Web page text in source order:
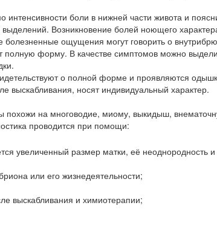
боли в нижней части живота и
Возникновение болей ноющего
болезненные ощущения могут говорить о
полную форму. В качестве симптомов можно
о полной форме и проявляются
выскабливания, носят индивидуальный характер.
похожи на многоводие, миому, выкидыш,
проводится при помощи:
увеличенный размер матки, её неоднородность
или его жизнедеятельности;
выскабливания и химиотерапии;